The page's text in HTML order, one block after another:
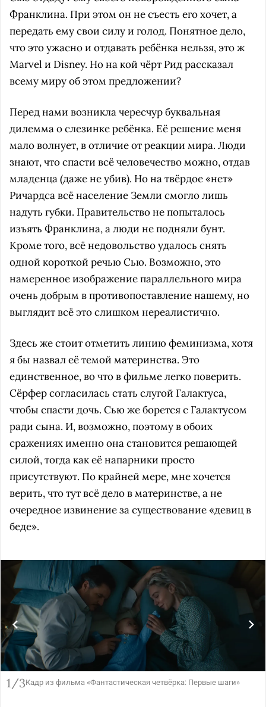
Франклина. При этом он не съесть его хочет, а
передать ему свои силу и голод. Понятное дело,
что это ужасно и отдавать ребёнка нельзя, это ж
Marvel и Disney. Но на кой чёрт Рид рассказал
всему миру об этом предложении?
Перед нами возникла чересчур буквальная
дилемма о слезинке ребёнка. Её решение меня
мало волнует, в отличие от реакции мира. Люди
знают, что спасти всё человечество можно, отдав
младенца (даже не убив). Но на твёрдое «нет»
Ричардса всё население Земли смогло лишь
надуть губки. Правительство не попыталось
изъять Франклина, а люди не подняли бунт.
Кроме того, всё недовольство удалось снять
одной короткой речью Сью. Возможно, это
намеренное изображение параллельного мира
очень добрым в противопоставление нашему, но
выглядит всё это слишком нереалистично.
Здесь же стоит отметить линию феминизма, хотя
я бы назвал её темой материнства. Это
единственное, во что в фильме легко поверить.
Сёрфер согласилась стать слугой Галактуса,
чтобы спасти дочь. Сью же борется с Галактусом
ради сына. И, возможно, поэтому в обоих
сражениях именно она становится решающей
силой, тогда как её напарники просто
присутствуют. По крайней мере, мне хочется
верить, что тут всё дело в материнстве, а не
очередное извинение за существование «девиц в
беде».
1/3Кадр из фильма «Фантастическая четвёрка: Первые шаги»